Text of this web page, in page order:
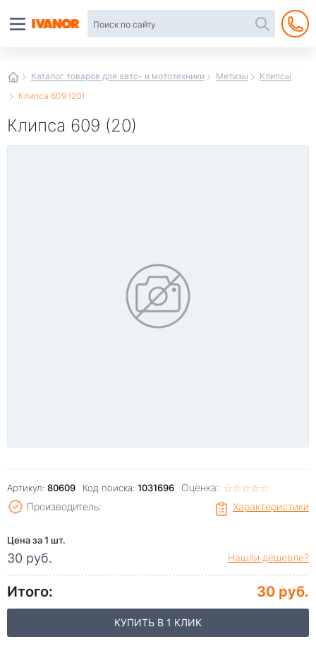
Каталог товаров для авто- и мототехники Метизы
Клипсы
Клипса 609 (20)
Клипса 609 (20)
Артикул: 80609 Код поиска: 1031696 Оценка: ☆☆☆☆☆
★★★★★
Характеристики
Производитель:
Цена за 1 шт.
30 руб. Нашли дешевле?
Итого: 30 руб.
КУПИТЬ В 1 КЛИК
интернет-